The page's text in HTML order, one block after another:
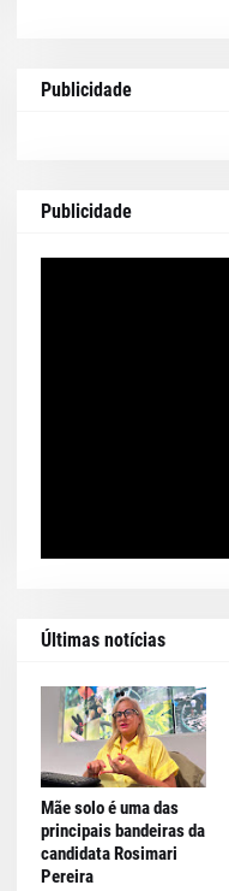
Publicidade
Publicidade
Últimas notícias
Mãe solo é uma das
principais bandeiras da
candidata Rosimari
Pereira